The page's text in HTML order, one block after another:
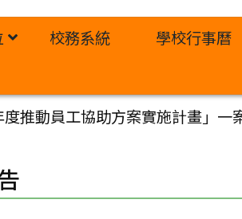
校務系統 學校行事曆
推動員工協助方案實施計畫」一